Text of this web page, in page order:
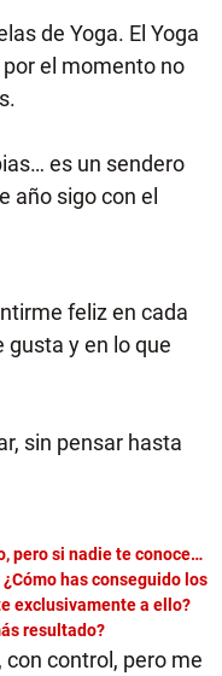
de Yoga. El Yoga
el momento no
es un sendero
año sigo con el
feliz en cada
y en lo que
sin pensar hasta
pero si nadie te conoce…
has conseguido los
exclusivamente a ello?
resultado?
control, pero me